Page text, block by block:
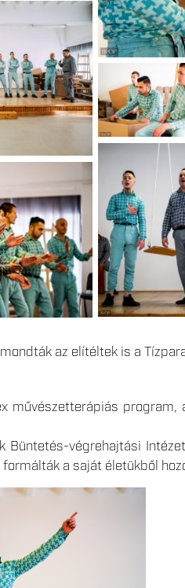
az elítéltek is a
program,
Büntetés-végrehajtási
a saját életükből